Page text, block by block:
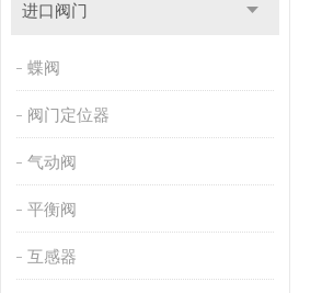
进口阀门
蝶阀
阀门定位器
气动阀
平衡阀
互感器